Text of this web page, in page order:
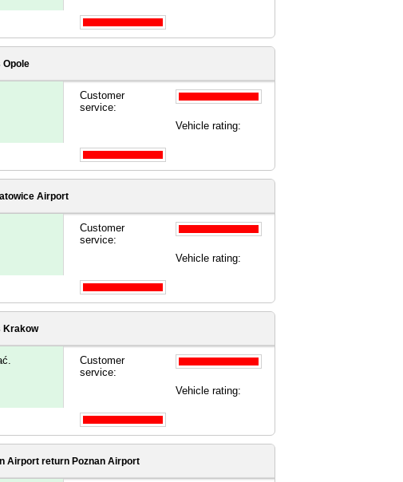
Opole
Customer
service:
Vehicle rating:
Airport
Customer
service:
Vehicle rating:
Krakow
Customer
service:
Vehicle rating:
Airport return Poznan Airport